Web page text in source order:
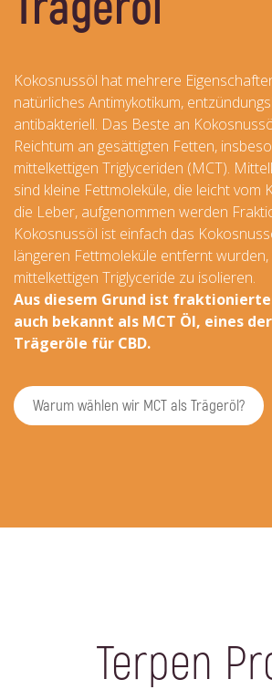
Kokosnussöl hat mehrere
natürliches Antimykotikum,
antibakteriell. Das Beste an
Reichtum an gesättigten Fetten,
mittelkettigen Triglyceriden (MCT).
sind kleine Fettmoleküle, die leicht vom
die Leber, aufgenommen werden
Kokosnussöl ist einfach das
längeren Fettmoleküle entfernt wurden,
mittelkettigen Triglyceride zu isolieren.
Aus diesem Grund ist
auch bekannt als MCT Öl, eines
Trägeröle für CBD.
Warum wählen wir MCT als Trägeröl?
Terpen